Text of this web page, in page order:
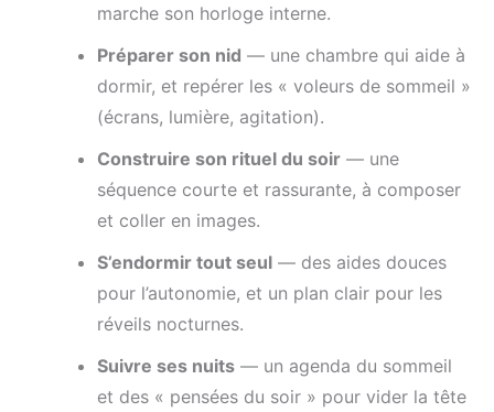
marche son horloge interne.
Préparer son nid — une chambre qui aide à
dormir, et repérer les « voleurs de sommeil »
(écrans, lumière, agitation).
Construire son rituel du soir — une
séquence courte et rassurante, à composer
et coller en images.
S’endormir tout seul — des aides douces
pour l’autonomie, et un plan clair pour les
réveils nocturnes.
Suivre ses nuits — un agenda du sommeil
et des « pensées du soir » pour vider la tête